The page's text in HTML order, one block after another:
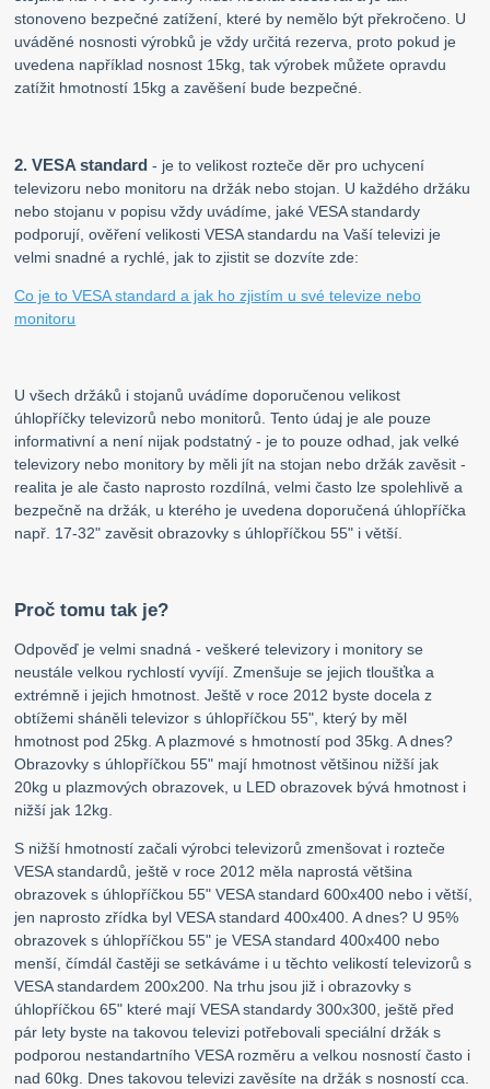
stonoveno bezpečné zatížení, které by nemělo být překročeno. U
uváděné nosnosti výrobků je vždy určitá rezerva, proto pokud je
uvedena například nosnost 15kg, tak výrobek můžete opravdu
zatížit hmotností 15kg a zavěšení bude bezpečné.
2. VESA standard - je to velikost rozteče děr pro uchycení
televizoru nebo monitoru na držák nebo stojan. U každého držáku
nebo stojanu v popisu vždy uvádíme, jaké VESA standardy
podporují, ověření velikosti VESA standardu na Vaší televizi je
velmi snadné a rychlé, jak to zjistit se dozvíte zde:
Co je to VESA standard a jak ho zjistím u své televize nebo
monitoru
U všech držáků i stojanů uvádíme doporučenou velikost
úhlopříčky televizorů nebo monitorů. Tento údaj je ale pouze
informativní a není nijak podstatný - je to pouze odhad, jak velké
televizory nebo monitory by měli jít na stojan nebo držák zavěsit -
realita je ale často naprosto rozdílná, velmi často lze spolehlivě a
bezpečně na držák, u kterého je uvedena doporučená úhlopříčka
např. 17-32" zavěsit obrazovky s úhlopříčkou 55" i větší.
Proč tomu tak je?
Odpověď je velmi snadná - veškeré televizory i monitory se
neustále velkou rychlostí vyvíjí. Zmenšuje se jejich tloušťka a
extrémně i jejich hmotnost. Ještě v roce 2012 byste docela z
obtížemi sháněli televizor s úhlopříčkou 55", který by měl
hmotnost pod 25kg. A plazmové s hmotností pod 35kg. A dnes?
Obrazovky s úhlopříčkou 55" mají hmotnost většinou nižší jak
20kg u plazmových obrazovek, u LED obrazovek bývá hmotnost i
nižší jak 12kg.
S nižší hmotností začali výrobci televizorů zmenšovat i rozteče
VESA standardů, ještě v roce 2012 měla naprostá většina
obrazovek s úhlopříčkou 55" VESA standard 600x400 nebo i větší,
jen naprosto zřídka byl VESA standard 400x400. A dnes? U 95%
obrazovek s úhlopříčkou 55" je VESA standard 400x400 nebo
menší, čímdál častěji se setkáváme i u těchto velikostí televizorů s
VESA standardem 200x200. Na trhu jsou již i obrazovky s
úhlopříčkou 65" které mají VESA standardy 300x300, ještě před
pár lety byste na takovou televizi potřebovali speciální držák s
podporou nestandartního VESA rozměru a velkou nosností často i
nad 60kg. Dnes takovou televizi zavěsíte na držák s nosností cca.